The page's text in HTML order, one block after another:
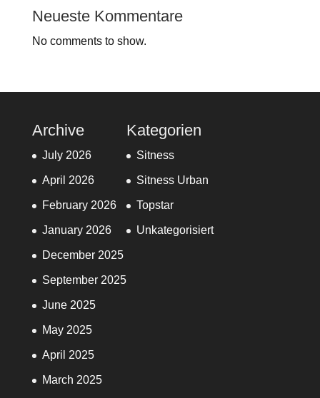
Neueste Kommentare
No comments to show.
Archive
July 2026
April 2026
February 2026
January 2026
December 2025
September 2025
June 2025
May 2025
April 2025
March 2025
Kategorien
Sitness
Sitness Urban
Topstar
Unkategorisiert